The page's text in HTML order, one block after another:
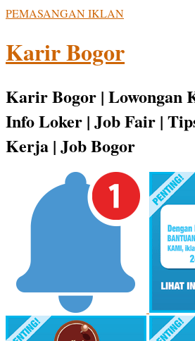
PEMASANGAN IKLAN
Karir Bogor
Karir Bogor | Lowongan
Info Loker | Job Fair |
Kerja | Job Bogor